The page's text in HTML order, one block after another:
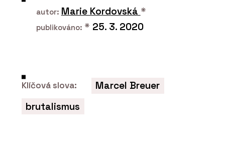
PRODUKTY
autor: Marie Kordovská *
publikováno: * 25. 3. 2020
Klíčová slova:
Marcel Breuer
brutalismus